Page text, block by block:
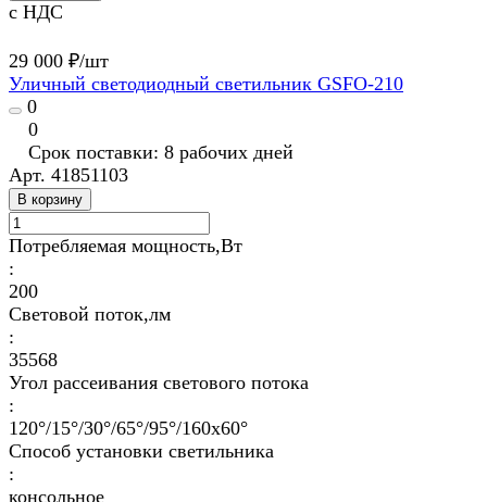
с НДС
29 000 ₽/шт
Уличный светодиодный светильник GSFO-210
0
0
Срок поставки: 8 рабочих дней
Арт. 41851103
В корзину
Потребляемая мощность,Вт
:
200
Световой поток,лм
:
35568
Угол рассеивания светового потока
:
120°/15°/30°/65°/95°/160х60°
Способ установки светильника
:
консольное